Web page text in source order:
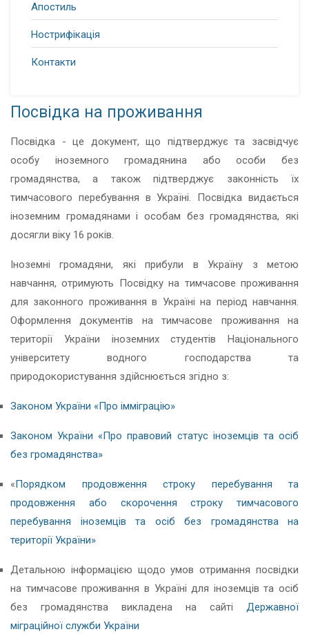
Апостиль
Нострифікація
Контакти
Посвідка на проживання
Посвідка - це документ, що підтверджує та засвідчує
особу іноземного громадянина або особи без
громадянства, а також підтверджує законність їх
тимчасового перебування в Україні. Посвідка видається
іноземним громадянами і особам без громадянства, які
досягли віку 16 років.
Іноземні громадяни, які прибули в Україну з метою
навчання, отримують Посвідку на тимчасове проживання
для законного проживання в Україні на період навчання.
Оформлення документів на тимчасове проживання на
території України іноземних студентів Національного
університету водного господарства та
природокористування здійснюється згідно з:
Законом України «Про імміграцію»
Законом України «Про правовий статус іноземців та осіб
без громадянства»
«Порядком продовження строку перебування та
продовження або скорочення строку тимчасового
перебування іноземців та осіб без громадянства на
території України»
Детальною інформацією щодо умов отримання посвідки
на тимчасове проживання в Україні для іноземців та осіб
без громадянства викладена на сайті Державної
міграційної служби України